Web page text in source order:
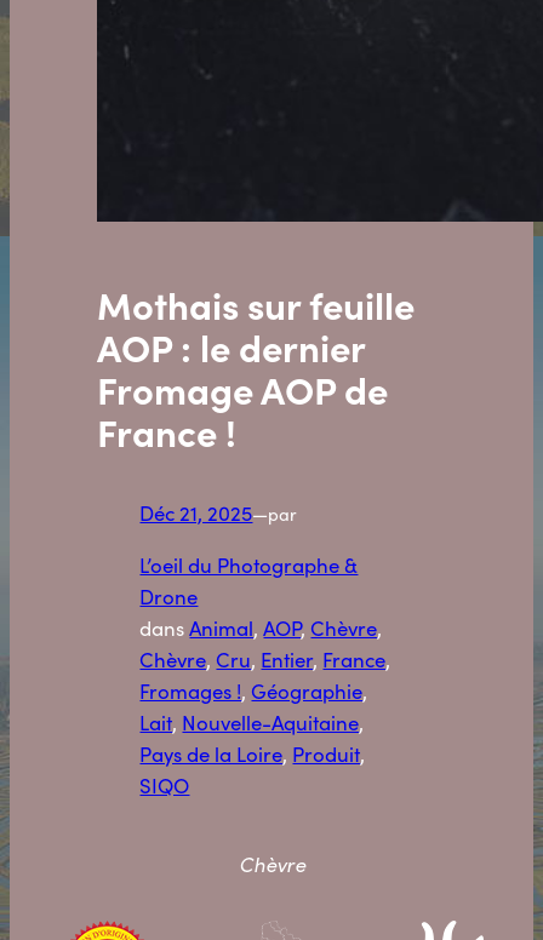
Mothais sur feuille
AOP : le dernier
Fromage AOP de
France !
Déc 21, 2025—par
L’oeil du Photographe &
Drone
dansAnimal, AOP, Chèvre
Chèvre, Cru, Entier, France
Fromages !, Géographie
Lait, Nouvelle-Aquitaine
Pays de la Loire, Produit
SIQO
Chèvre